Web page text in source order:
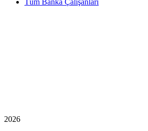
Tüm Banka Çalışanları
2026